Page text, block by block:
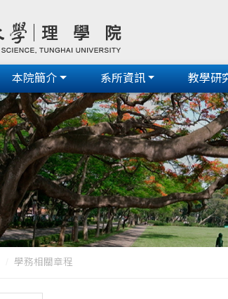
本院簡介 系所資訊 教學研
學務相關章程